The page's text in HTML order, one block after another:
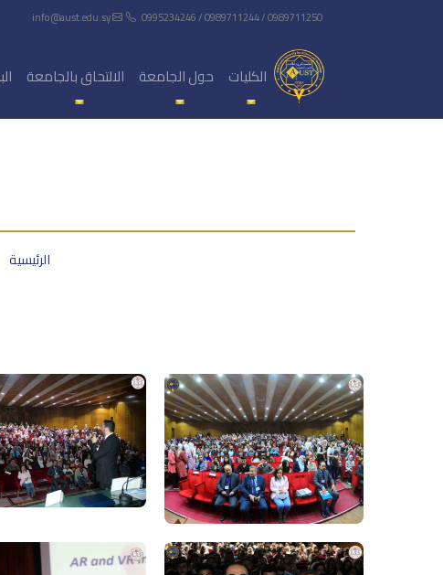
0995234246 / 0989711244 / 0989711250
الكليات حول الجامعة الالتحاق بالجامعة
الرئيسية